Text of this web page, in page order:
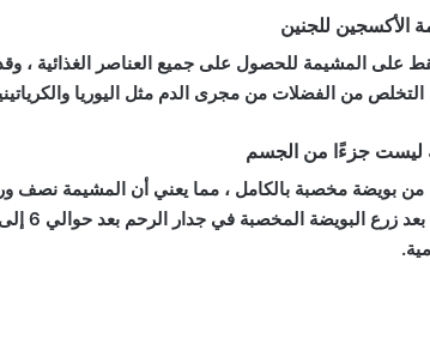
على المشيمة للحصول على جميع العناصر الغذائية ،
من الفضلات من مجرى الدم مثل اليوريا
بويضة مخصبة بالكامل ، مما يعني أن المشيمة نصف